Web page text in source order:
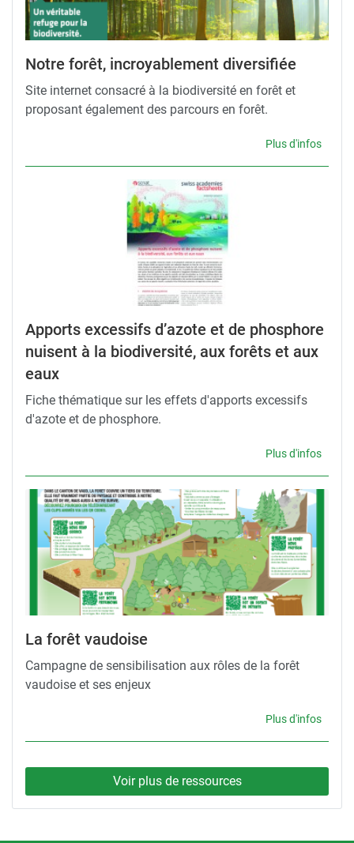
Notre forêt, incroyablement diversifiée
Site internet consacré à la biodiversité en forêt et
proposant également des parcours en forêt.
Plus d'infos
Apports excessifs d’azote et de phosphore
nuisent à la biodiversité, aux forêts et aux
eaux
Fiche thématique sur les effets d'apports excessifs
d'azote et de phosphore.
Plus d'infos
La forêt vaudoise
Campagne de sensibilisation aux rôles de la forêt
vaudoise et ses enjeux
Plus d'infos
Voir plus de ressources